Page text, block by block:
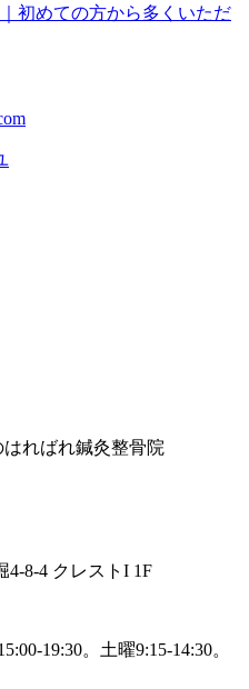
初めての方から多くいただ
ればれ鍼灸整骨院
4-8-4 クレストI 1F